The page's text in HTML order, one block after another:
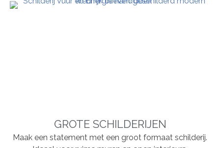
GROTE SCHILDERIJEN
Maak een statement met een groot formaat schilderij.